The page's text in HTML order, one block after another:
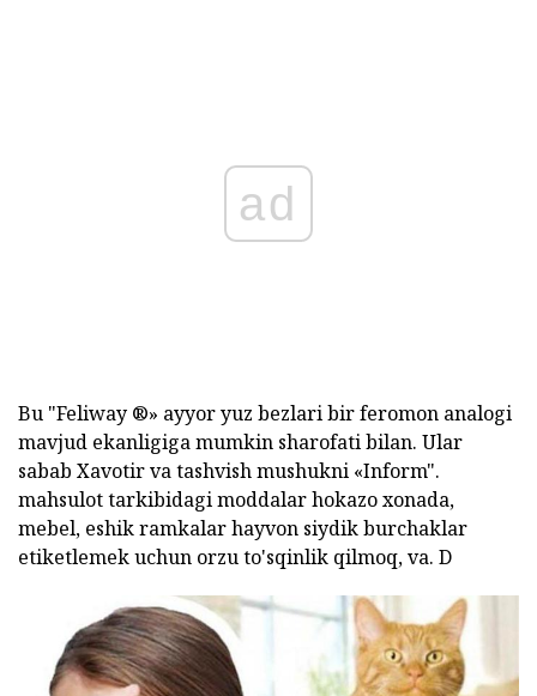
ad
Bu "Feliway ®» ayyor yuz bezlari bir feromon analogi
mavjud ekanligiga mumkin sharofati bilan. Ular
sabab Xavotir va tashvish mushukni «Inform".
mahsulot tarkibidagi moddalar hokazo xonada,
mebel, eshik ramkalar hayvon siydik burchaklar
etiketlemek uchun orzu to'sqinlik qilmoq, va. D